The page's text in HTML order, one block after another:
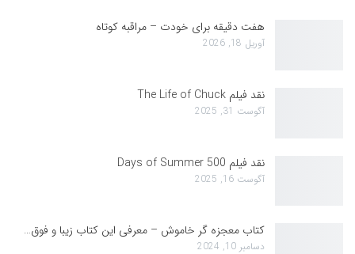
هفت دقیقه برای خودت – مراقبه کوتاه
آوریل 18, 2026
نقد فیلم The Life of Chuck
آگوست 31, 2025
نقد فیلم 500 Days of Summer
آگوست 16, 2025
کتاب معجزه گر خاموش – معرفی این کتاب زیبا و فوق…
دسامبر 10, 2024